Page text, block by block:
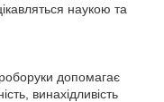
наукою та
допомагає
винахідливість